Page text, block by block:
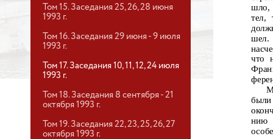
Том 15. Заседания 25, 26, 28 июня
1993 г.
Том 16. Заседания 29 июня - 9 июля
1993 г.
Том 17. Заседания 10, 11, 12, 24 июля
1993 г.
Том 18. Заседания 8 сентября - 21
октября 1993 г.
Том 19. Заседания 22, 23, 25, 26, 27
октября 1993 г.
шло,
тел,
шел.
что
нию